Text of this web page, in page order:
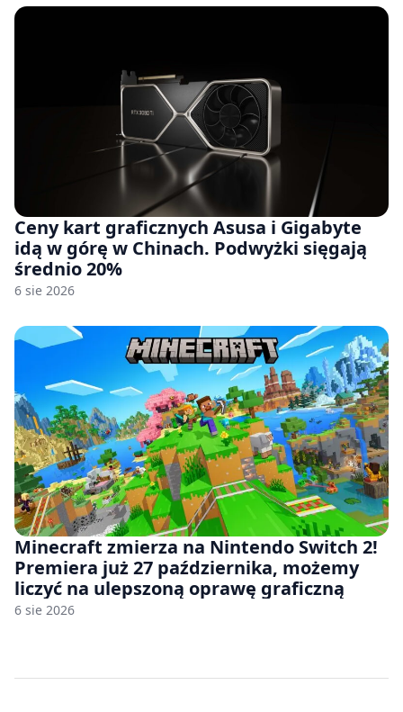
Ceny kart graficznych Asusa i Gigabyte
idą w górę w Chinach. Podwyżki sięgają
średnio 20%
6 sie 2026
Minecraft zmierza na Nintendo Switch 2!
Premiera już 27 października, możemy
liczyć na ulepszoną oprawę graficzną
6 sie 2026